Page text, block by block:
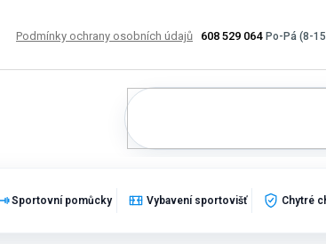
608 529 064
Podmínky ochrany osobních údajů Výměna, vrácení a
Sportovní pomůcky Vybavení sportovišť Chytré